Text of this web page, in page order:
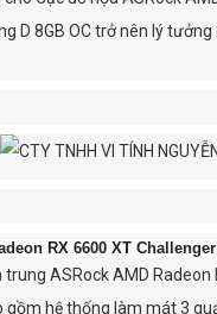
D 8GB OC trở nên lý
RX 6600 XT
ASRock AMD Radeon
gồm hệ thống làm mát 3